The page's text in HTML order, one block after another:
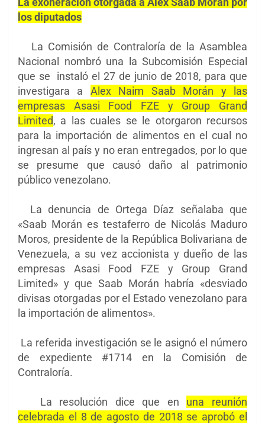
los diputados
La Comisión de Contraloría de la Asamblea
Nacional nombró una la Subcomisión Especial
que se instaló el 27 de junio de 2018, para que
investigara a Alex Naim Saab Morán y las
empresas Asasi Food FZE y Group Grand
Limited, a las cuales se le otorgaron recursos
para la importación de alimentos en el cual no
ingresan al país y no eran entregados, por lo que
se presume que causó daño al patrimonio
público venezolano.
La denuncia de Ortega Díaz señalaba que
«Saab Morán es testaferro de Nicolás Maduro
Moros, presidente de la República Bolivariana de
Venezuela, a su vez accionista y dueño de las
empresas Asasi Food FZE y Group Grand
Limited» y que Saab Morán habría «desviado
divisas otorgadas por el Estado venezolano para
la importación de alimentos».
La referida investigación se le asignó el número
de expediente #1714 en la Comisión de
Contraloría.
La resolución dice que en una reunión
celebrada el 8 de agosto de 2018 se aprobó el